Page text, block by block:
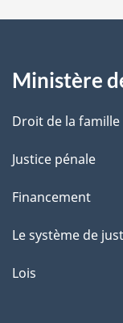
a
e
Ministère
Droit de la famille
Justice pénale
Financement
Le système de
Lois